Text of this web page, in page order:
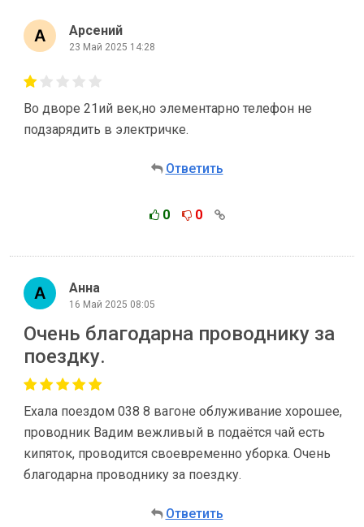
Арсений
23 Май 2025 14:28
Во дворе 21ий век,но элементарно телефон не
подзарядить в электричке.
Ответить
0 0
Анна
16 Май 2025 08:05
Очень благодарна проводнику за
поездку.
Ехала поездом 038 8 вагоне облуживание хорошее,
проводник Вадим вежливый в подаётся чай есть
кипяток, проводится своевременно уборка. Очень
благодарна проводнику за поездку.
Ответить